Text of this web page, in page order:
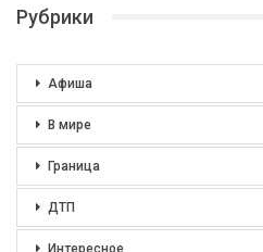
Рубрики
Афиша
В мире
Граница
ДТП
Интересное